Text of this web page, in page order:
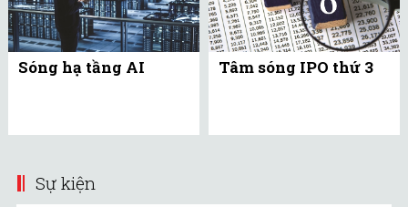
Sóng hạ tầng AI Tâm sóng IPO thứ 3
Sự kiện